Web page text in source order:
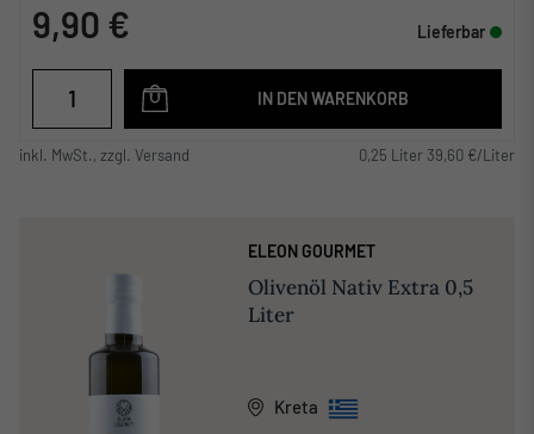
9,90 € Lieferbar
IN DEN WARENKORB
inkl. MwSt., zzgl. Versand 0,25 Liter 39,60 €/Liter
ELEON GOURMET
Olivenöl Nativ Extra 0,5
Liter
Kreta